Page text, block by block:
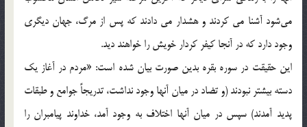
مي‌شود آشنا مي کردند و هشدار مي دادند كه پس از مرگ، جهان ديگري
وجود دارد كه در آنجا كيفر كردار خويش را خواهند ديد.
اين حقيقت در سوره بقره بدين صورت بيان شده است: «مردم در آغاز يك
دسته بيشتر نبودند (و تضاد در ميان آنها وجود نداشت، تدريجاً جوامع و طبقات
پديد آمدند) سپس در ميان آنها اختلاف به وجود آمد، خداوند پيامبران را